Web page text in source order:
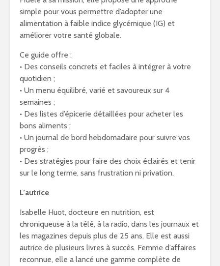
simple pour vous permettre d’adopter une
alimentation à faible indice glycémique (IG) et
améliorer votre santé globale.
Ce guide offre :
• Des conseils concrets et faciles à intégrer à votre
quotidien ;
• Un menu équilibré, varié et savoureux sur 4
semaines ;
• Des listes d’épicerie détaillées pour acheter les
bons aliments ;
• Un journal de bord hebdomadaire pour suivre vos
progrès ;
• Des stratégies pour faire des choix éclairés et tenir
sur le long terme, sans frustration ni privation.
L’autrice
Isabelle Huot, docteure en nutrition, est
chroniqueuse à la télé, à la radio, dans les journaux et
les magazines depuis plus de 25 ans. Elle est aussi
autrice de plusieurs livres à succès. Femme d’affaires
reconnue, elle a lancé une gamme complète de